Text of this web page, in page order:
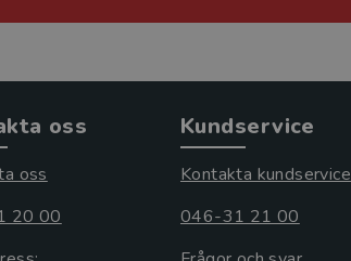
oss
oss
20 00
Kundservice
Kontakta kundservice
046-31 21 00